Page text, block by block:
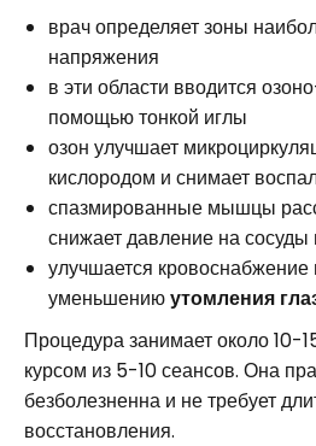
врач определяет зоны
напряжения
в эти области вводится
помощью тонкой иглы
озон улучшает
кислородом и снимает
спазмированные мышцы
снижает давление на
улучшается кровоснабжение
уменьшениюутомления
Процедура занимает около 10-
курсом из 5-10 сеансов. Она
безболезненна и не требует
восстановления.